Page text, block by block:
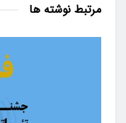
مرتبط نوشته ها